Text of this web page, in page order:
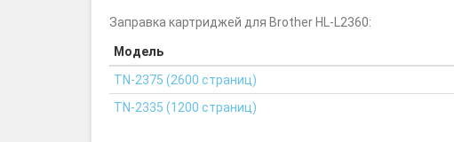
Заправка картриджей для Brother HL-L2360:
Модель
TN-2375 (2600 страниц)
TN-2335 (1200 страниц)